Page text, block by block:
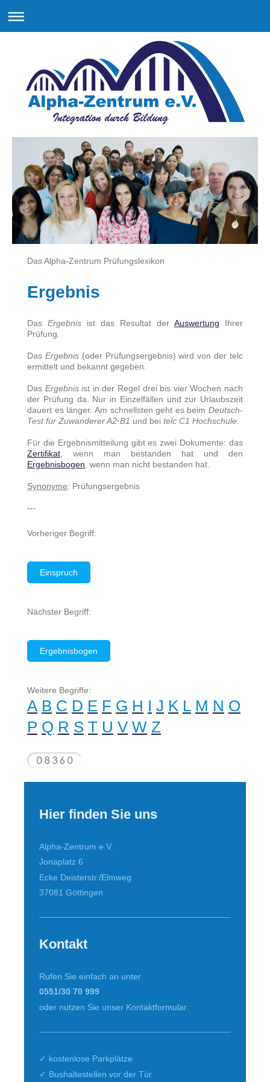
Das Alpha-Zentrum Prüfungslexikon
Ergebnis
Das Ergebnis ist das Resultat der Auswertung Ihrer
Prüfung.
Das Ergebnis(oder Prüfungsergebnis) wird von der telc
ermittelt und bekannt gegeben.
Das Ergebnisist in der Regel drei bis vier Wochen nach
der Prüfung da. Nur in Einzelfällen und zur Urlaubszeit
dauert es länger. Am schnellsten geht es beim Deutsch-
Test für Zuwanderer A2·B1 und bei telc C1 Hochschule.
Für die Ergebnismitteilung gibt es zwei Dokumente: das
Zertifikat, wenn man bestanden hat und den
Ergebnisbogen, wenn man nicht bestanden hat.
Synonyme: Prüfungsergebnis
---
Vorheriger Begriff:
Einspruch
Nächster Begriff:
Ergebnisbogen
Weitere Begriffe:
A B C D E F G H I J K L M N O
P Q R S T U V W Z
Hier finden Sie uns
Alpha-Zentrum e.V.
Jonaplatz 6
Ecke Deisterstr./Elmweg
37081 Göttingen
Kontakt
Rufen Sie einfach an unter
0551/30 70 999
oder nutzen Sie unser Kontaktformular.
✓ kostenlose Parkplätze
✓ Bushaltestellen vor der Tür